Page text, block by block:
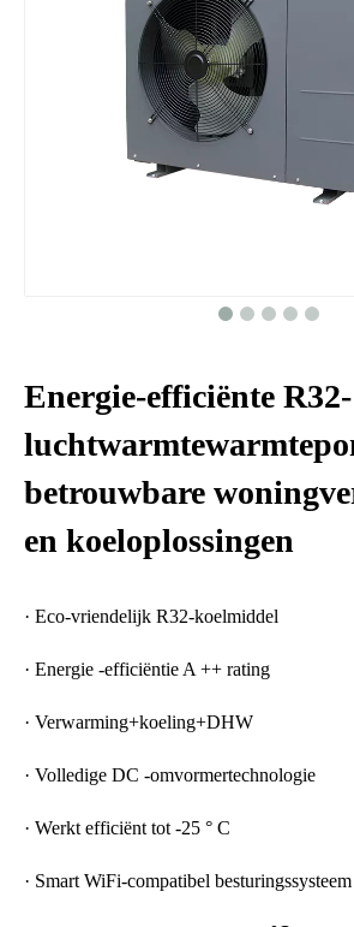
Energie-efficiënte R32-
betrouwbare
en koeloplossingen
· Eco-vriendelijk R32-koelmiddel
· Energie -efficiëntie A ++ rating
· Verwarming+koeling+DHW
· Volledige DC -omvormertechnologie
· Werkt efficiënt tot -25 ° C
· Smart WiFi-compatibel besturingssysteem